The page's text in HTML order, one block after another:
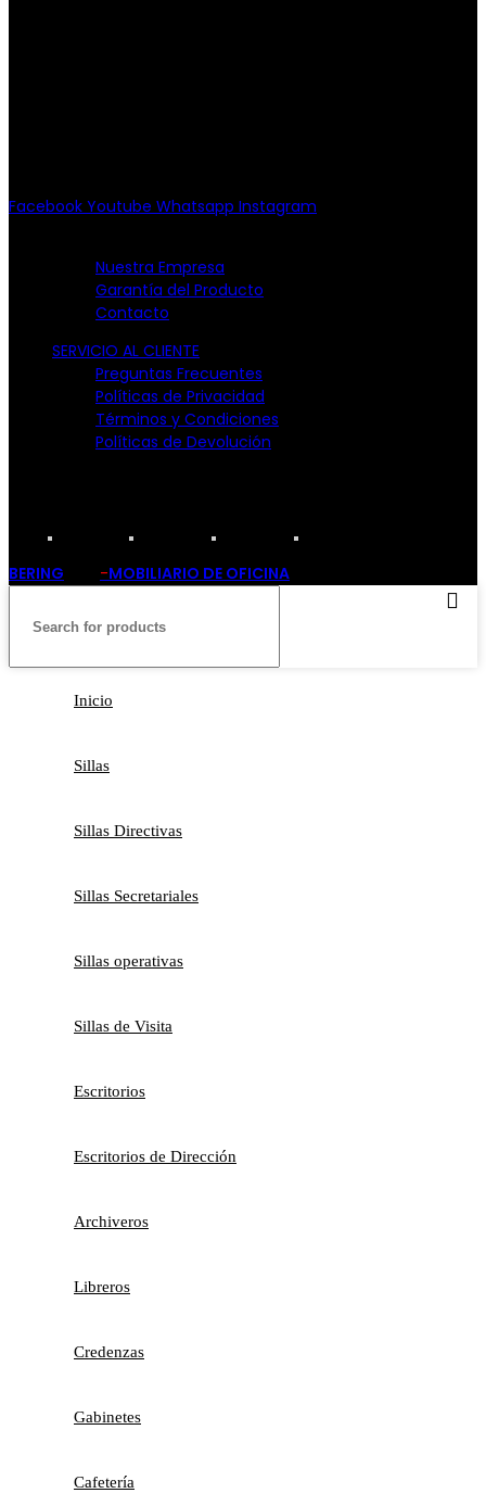
Facebook Youtube Whatsapp Instagram
Nuestra Empresa
Garantía del Producto
Contacto
SERVICIO AL CLIENTE
Preguntas Frecuentes
Políticas de Privacidad
Términos y Condiciones
Políticas de Devolución
BERING -MOBILIARIO DE OFICINA
Inicio
Sillas
Sillas Directivas
Sillas Secretariales
Sillas operativas
Sillas de Visita
Escritorios
Escritorios de Dirección
Archiveros
Libreros
Credenzas
Gabinetes
Cafetería